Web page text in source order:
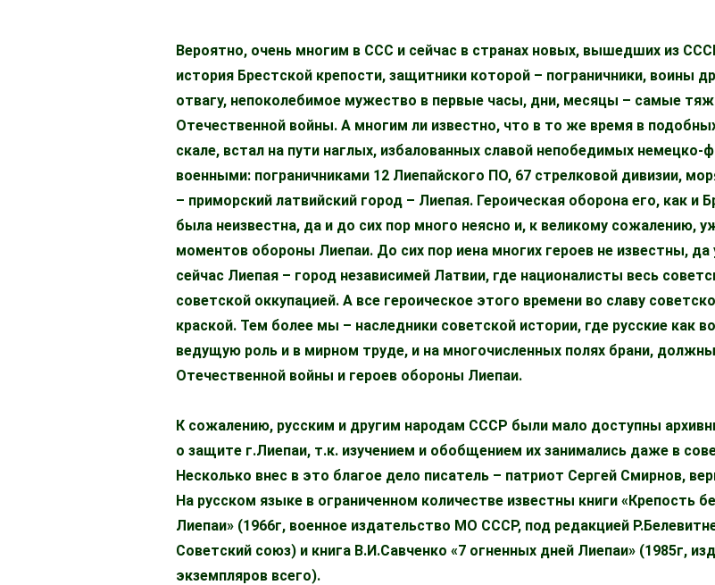
Вероятно, очень многим в ССС и сейчас в странах новых, вышедших из
история Брестской крепости, защитники которой – пограничники, воины
отвагу, непоколебимое мужество в первые часы, дни, месяцы – самые
Отечественной войны. А многим ли известно, что в то же время в
скале, встал на пути наглых, избалованных славой непобедимых
военными: пограничниками 12 Лиепайского ПО, 67 стрелковой дивизии,
– приморский латвийский город – Лиепая. Героическая оборона его, как и
была неизвестна, да и до сих пор много неясно и, к великому сожалению,
моментов обороны Лиепаи. До сих пор иена многих героев не известны,
сейчас Лиепая – город независимей Латвии, где националисты весь
советской оккупацией. А все героическое этого времени во славу
краской. Тем более мы – наследники советской истории, где русские как
ведущую роль и в мирном труде, и на многочисленных полях брани,
Отечественной войны и героев обороны Лиепаи.
К сожалению, русским и другим народам СССР были мало доступны
о защите г.Лиепаи, т.к. изучением и обобщением их занимались даже в
Несколько внес в это благое дело писатель – патриот Сергей Смирнов,
На русском языке в ограниченном количестве известны книги «Крепость
Лиепаи» (1966г, военное издательство МО СССР, под редакцией
Советский союз) и книга В.И.Савченко «7 огненных дней Лиепаи» (1985г,
экземпляров всего).